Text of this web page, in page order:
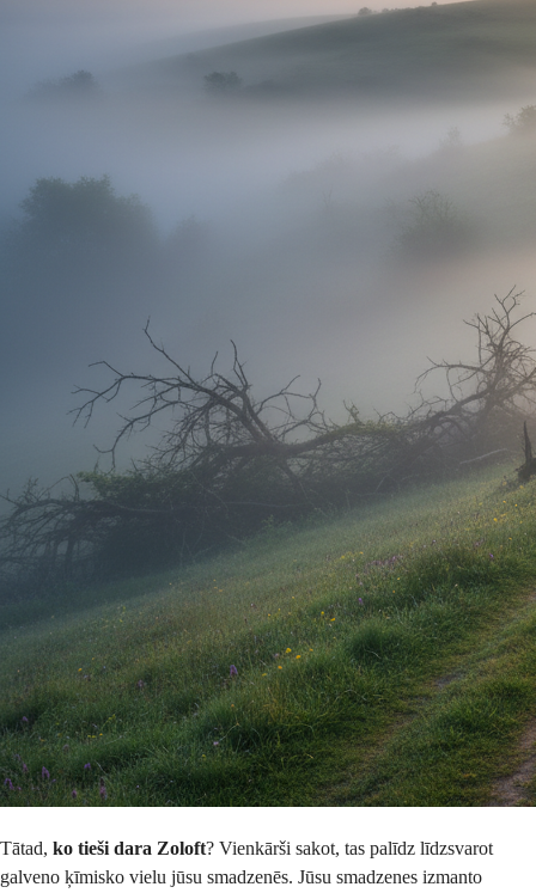
Tātad, ko tieši dara Zoloft? Vienkārši sakot, tas palīdz līdzsvarot
galveno ķīmisko vielu jūsu smadzenēs. Jūsu smadzenes izmanto